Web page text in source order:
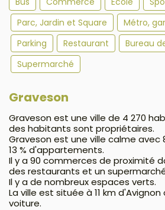
Parc, Jardin et Square
Métro,
Parking
Restaurant
Bureau
Supermarché
Graveson
Graveson est une ville de 4 270
des habitants sont propriétaires.
Graveson est une ville calme avec
13 % d'appartements.
Il y a 90 commerces de proximité
des restaurants et un
Il y a de nombreux espaces verts.
La ville est située à 11 km
voiture.